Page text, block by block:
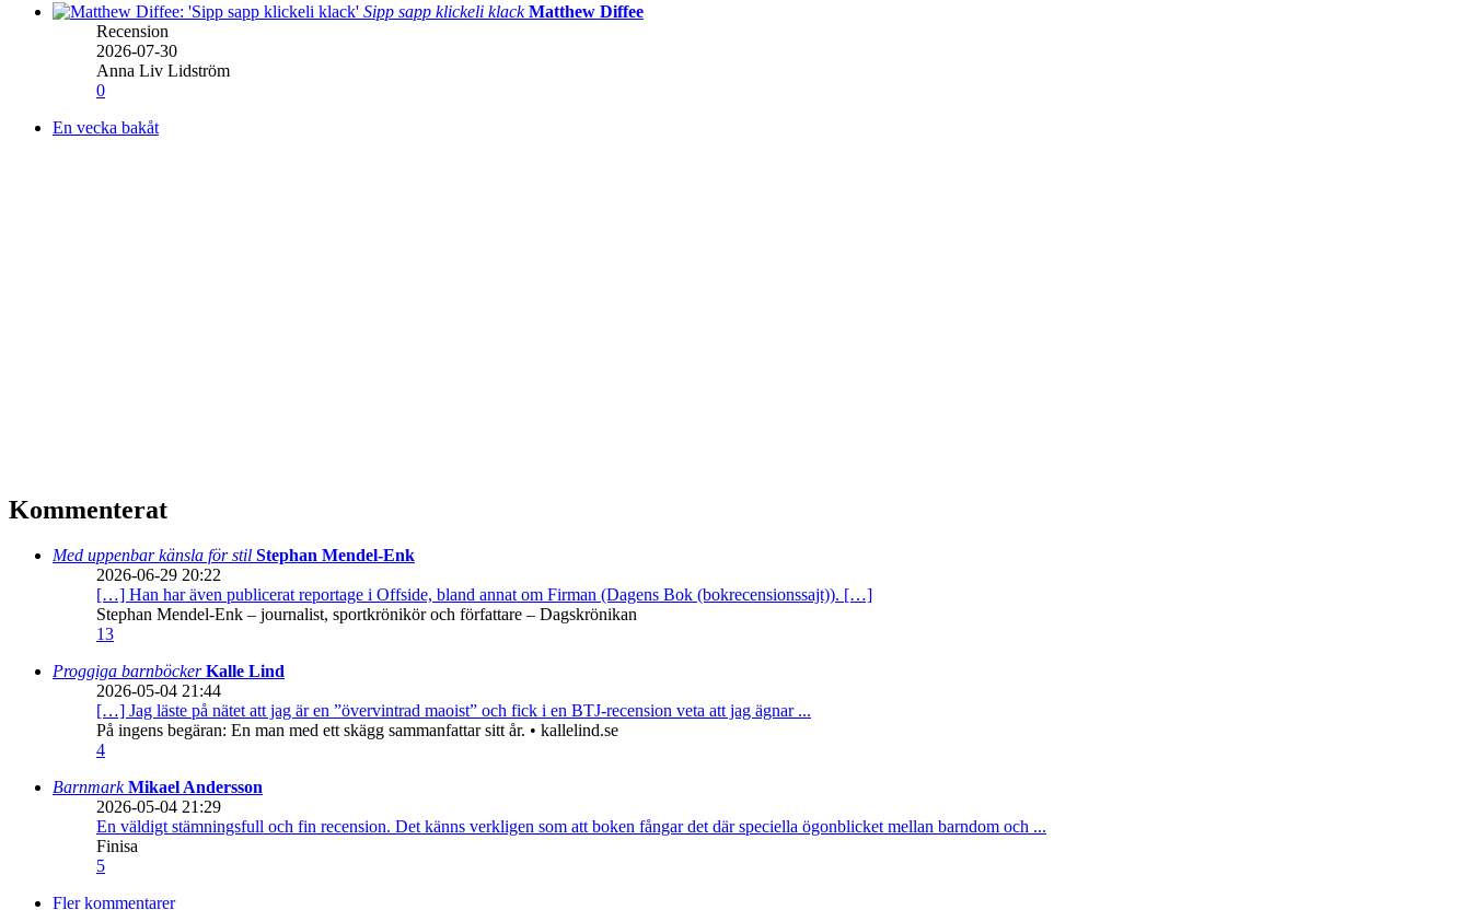
Sipp sapp klickeli klack Matthew Diffee
Recension
2026-07-30
Anna Liv Lidström
0
En vecka bakåt
Kommenterat
Med uppenbar känsla för stil Stephan Mendel-Enk
2026-06-29 20:22
[…] Han har även publicerat reportage i Offside, bland annat om Firman (Dagens Bok (bokrecensionssajt)). […]
Stephan Mendel-Enk – journalist, sportkrönikör och författare – Dagskrönikan
13
Proggiga barnböckerKalle Lind
2026-05-04 21:44
[…] Jag läste på nätet att jag är en ”övervintrad maoist” och fick i en BTJ-recension veta att jag ägnar ...
På ingens begäran: En man med ett skägg sammanfattar sitt år. • kallelind.se
4
BarnmarkMikael Andersson
2026-05-04 21:29
En väldigt stämningsfull och fin recension. Det känns verkligen som att boken fångar det där speciella ögonblicket mellan barndom och ...
Finisa
5
Fler kommentarer